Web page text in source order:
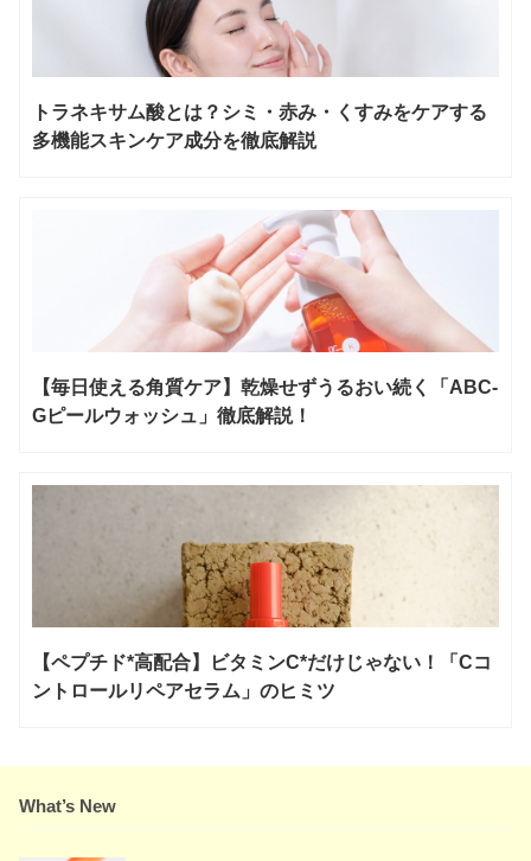
トラネキサム酸とは？シミ・赤み・くすみをケアする
多機能スキンケア成分を徹底解説
【毎日使える角質ケア】乾燥せずうるおい続く「ABC-
Gピールウォッシュ」徹底解説！
【ペプチド*高配合】ビタミンC*だけじゃない！「Cコ
ントロールリペアセラム」のヒミツ
What’s New